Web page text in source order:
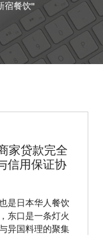
宿餐饮"
家贷款完全
信用保证协
是日本华人餐饮
东口是一条灯火
异国料理的聚集